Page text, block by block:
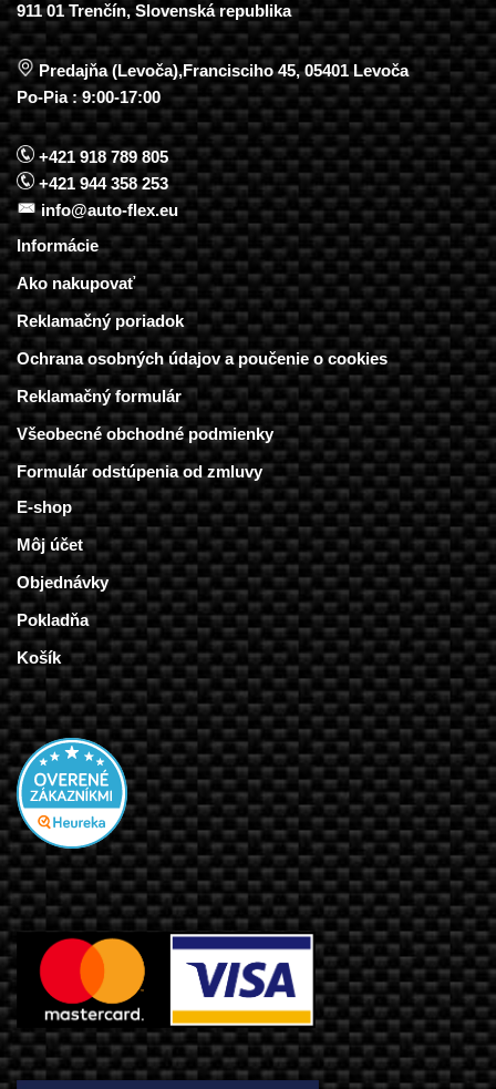
911 01 Trenčín, Slovenská republika
Predajňa (Levoča),Francisciho 45, 05401 Levoča
Po-Pia : 9:00-17:00
+421 918 789 805
+421 944 358 253
info@auto-flex.eu
Informácie
Ako nakupovať
Reklamačný poriadok
Ochrana osobných údajov a poučenie o cookies
Reklamačný formulár
Všeobecné obchodné podmienky
Formulár odstúpenia od zmluvy
E-shop
Môj účet
Objednávky
Pokladňa
Košík